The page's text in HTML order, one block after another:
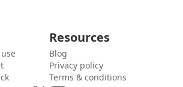
Resources
Blog
Privacy policy
Terms & conditions